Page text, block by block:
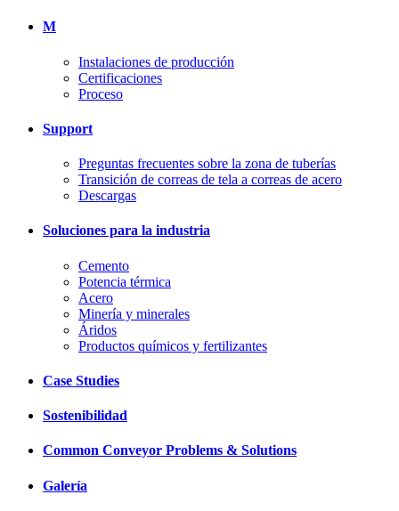
M
Instalaciones de producción
Certificaciones
Proceso
Support
Preguntas frecuentes sobre la zona de tuberías
Transición de correas de tela a correas de acero
Descargas
Soluciones para la industria
Cemento
Potencia térmica
Acero
Minería y minerales
Áridos
Productos químicos y fertilizantes
Case Studies
Sostenibilidad
Common Conveyor Problems & Solutions
Galería